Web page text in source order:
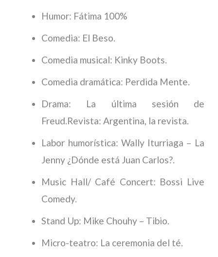
Humor: Fátima 100%
Comedia: El Beso.
Comedia musical: Kinky Boots.
Comedia dramática: Perdida Mente.
Drama: La última sesión de
Freud.Revista: Argentina, la revista.
Labor humorística: Wally Iturriaga – La
Jenny ¿Dónde está Juan Carlos?.
Music Hall/ Café Concert: Bossi Live
Comedy.
Stand Up: Mike Chouhy – Tibio.
Micro-teatro: La ceremonia del té.